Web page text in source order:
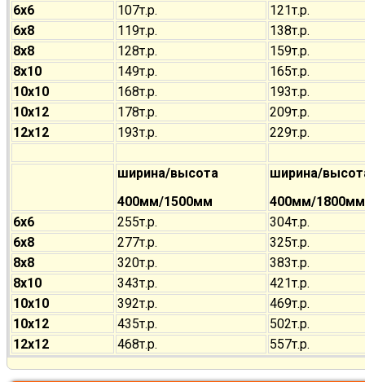
6х6
107т.р.
121т.р.
6х8
119т.р.
138т.р.
8х8
128т.р.
159т.р.
8х10
149т.р.
165т.р.
10х10
168т.р.
193т.р.
10х12
178т.р.
209т.р.
12х12
193т.р. 229т.р.
ширина/высота
400мм/1500мм
ширина/
400мм/1800мм
6х6
255т.р.
304т.р.
6х8
277т.р.
325т.р.
8х8
320т.р.
383т.р.
8х10
343т.р.
421т.р.
10х10
392т.р.
469т.р.
10х12
435т.р.
502т.р.
12х12
468т.р. 557т.р.